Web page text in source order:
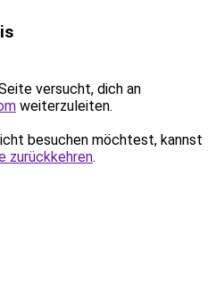
versucht, dich an
weiterzuleiten.
besuchen möchtest, kannst
zurückkehren.